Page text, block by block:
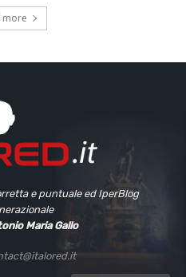
more
e puntuale ed IperBlog
Maria Gallo